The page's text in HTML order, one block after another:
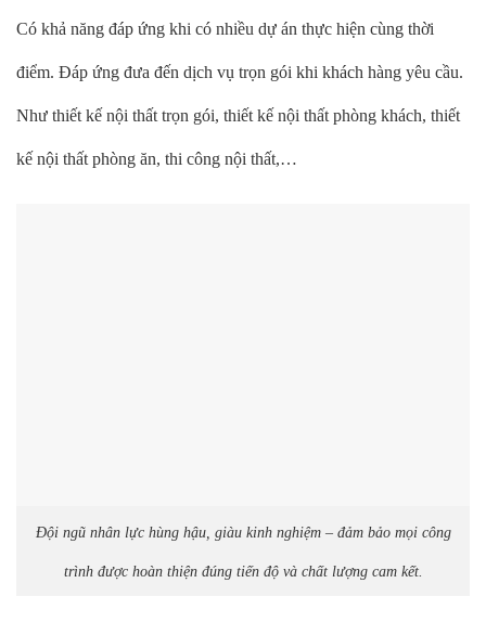
Có khả năng đáp ứng khi có nhiều dự án thực hiện cùng thời
điểm. Đáp ứng đưa đến dịch vụ trọn gói khi khách hàng yêu cầu.
Như thiết kế nội thất trọn gói, thiết kế nội thất phòng khách, thiết
kế nội thất phòng ăn, thi công nội thất,…
Đội ngũ nhân lực hùng hậu, giàu kinh nghiệm – đảm bảo mọi công
trình được hoàn thiện đúng tiến độ và chất lượng cam kết.